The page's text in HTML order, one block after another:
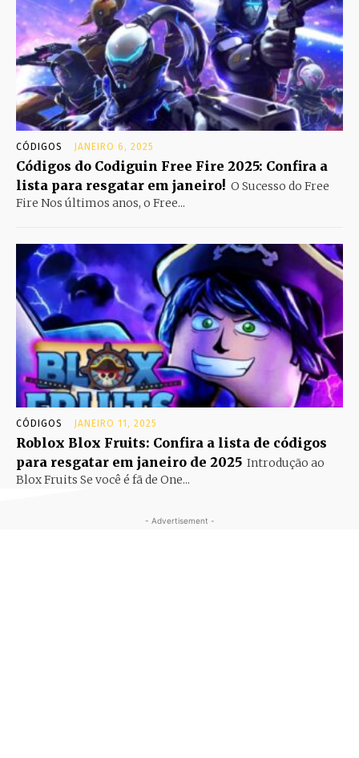
CÓDIGOS JANEIRO 6, 2025
Códigos do Codiguin Free Fire 2025: Confira a
lista para resgatar em janeiro! O Sucesso do Free
Fire Nos últimos anos, o Free...
CÓDIGOS JANEIRO 11, 2025
Roblox Blox Fruits: Confira a lista de códigos
para resgatar em janeiro de 2025 Introdução ao
Blox Fruits Se você é fã de One...
- Advertisement -